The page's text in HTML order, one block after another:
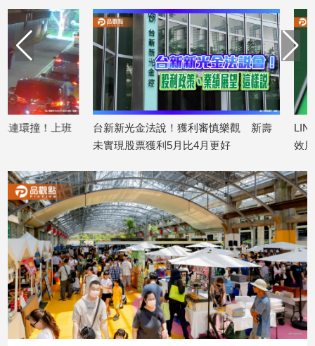
樂
娛
星
聞
行/
追
星
生
活
建
築/
室
台新新光金法說！獲利審慎樂觀 新壽
未實現股票獲利5月比4月更好
LINE內建瀏覽器大
效用戶崩潰